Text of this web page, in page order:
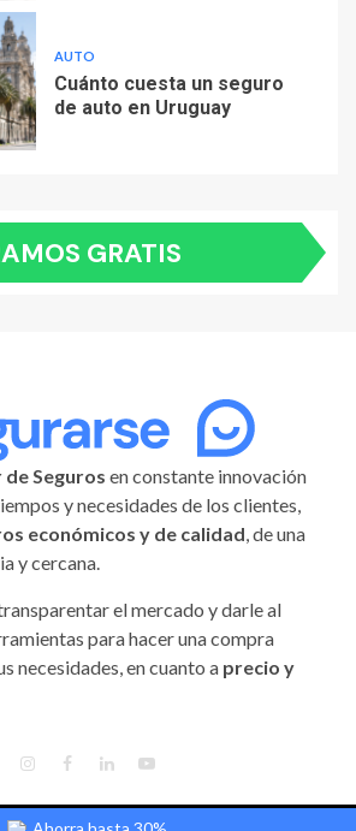
AUTO
Cuánto cuesta un seguro
de auto en Uruguay
GRATIS
Seguros en constante innovación
y necesidades de los clientes,
económicos y de calidad, de una
y cercana.
el mercado y darle al
para hacer una compra
necesidades, en cuanto a precio y
INSTAGRAM
FACEBOOK
LINKEDIN
YOUTUBE